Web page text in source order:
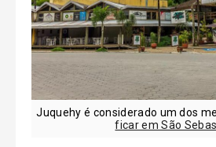
Juquehy é considerado um dos
ficar em São